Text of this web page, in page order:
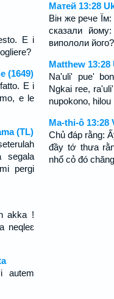
E i
(1649)
E i
e le
(TL)
segala
pergi
akka !
neqleɛ
autem
Матей 13:28
Він же рече
сказали
випололи його?
Matthew 13:28
Na'uli' pue'
Ngkai ree,
nupokono,
Ma-thi-ô 13:28
Chủ đáp rằng:
đầy tớ thưa
nhổ cỏ đó